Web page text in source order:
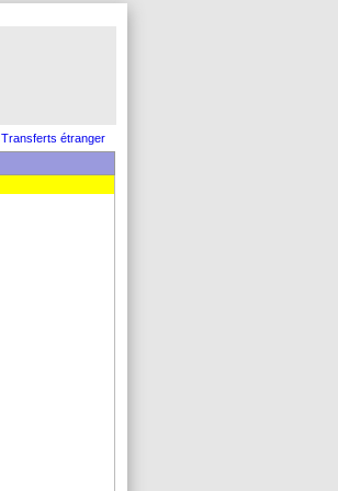
Transferts étranger